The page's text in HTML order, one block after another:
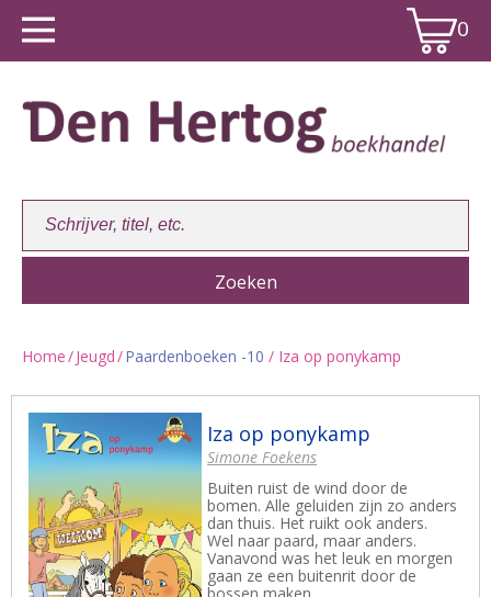
0
Home/Jeugd/Paardenboeken -10 / Iza op ponykamp
Iza op ponykamp
Simone Foekens
Buiten ruist de wind door de
bomen. Alle geluiden zijn zo anders
dan thuis. Het ruikt ook anders.
Wel naar paard, maar anders.
Vanavond was het leuk en morgen
gaan ze een buitenrit door de